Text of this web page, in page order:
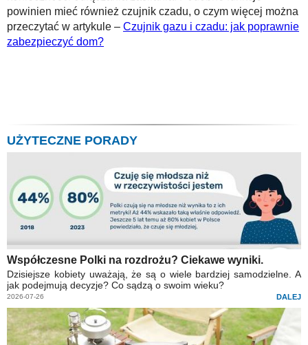
powinien mieć również czujnik czadu, o czym więcej można
przeczytać w artykule – Czujnik gazu i czadu: jak poprawnie
zabezpieczyć dom?
UŻYTECZNE PORADY
Współczesne Polki na rozdrożu? Ciekawe wyniki.
Dzisiejsze kobiety uważają, że są o wiele bardziej samodzielne. A
jak podejmują decyzje? Co sądzą o swoim wieku?
2026-07-26 DALEJ